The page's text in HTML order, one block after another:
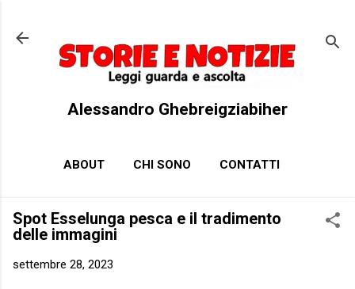
Alessandro Ghebreigziabiher
ABOUT CHI SONO CONTATTI
Spot Esselunga pesca e il tradimento
delle immagini
settembre 28, 2023